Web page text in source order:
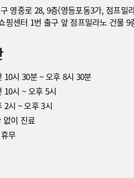
영중로 28, 9층(영등포동3가, 점프밀
핑센터 1번 출구 앞 점프밀라노 건물 9
10시 30분 ~ 오후 8시 30분
10시 ~ 오후 5시
2시 ~ 오후 3시
없이 진료
무